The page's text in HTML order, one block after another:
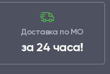
Доставка по МО
за 24 часа!